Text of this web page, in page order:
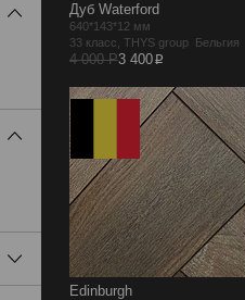
Дуб Waterford
640*143*12 мм
33 класс, THYS group Бельгия
4 000 Р3 400p
Edinburgh